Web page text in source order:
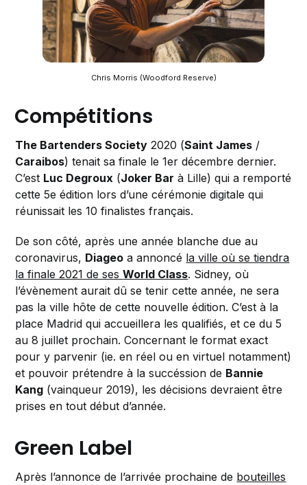
Chris Morris (Woodford Reserve)
Compétitions
The Bartenders Society 2020 (Saint James /
Caraibos) tenait sa finale le 1er décembre dernier.
C’est Luc Degroux (Joker Bar à Lille) qui a remporté
cette 5e édition lors d’une cérémonie digitale qui
réunissait les 10 finalistes français.
De son côté, après une année blanche due au
coronavirus, Diageo a annoncé la ville où se tiendra
la finale 2021 de sesWorld Class. Sidney, où
l’évènement aurait dû se tenir cette année, ne sera
pas la ville hôte de cette nouvelle édition. C’est à la
place Madrid qui accueillera les qualifiés, et ce du 5
au 8 juillet prochain. Concernant le format exact
pour y parvenir (ie. en réel ou en virtuel notamment)
et pouvoir prétendre à la succéssion de Bannie
Kang (vainqueur 2019), les décisions devraient être
prises en tout début d’année.
Green Label
Après l’annonce de l’arrivée prochaine de bouteilles